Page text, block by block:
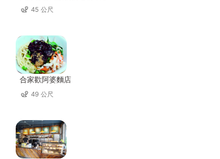
45 公尺
合家歡阿婆麵店
49 公尺